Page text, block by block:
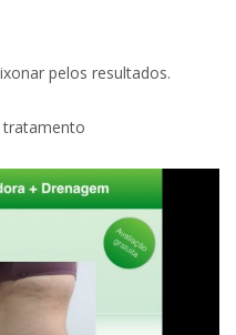
pelos resultados.
tratamento